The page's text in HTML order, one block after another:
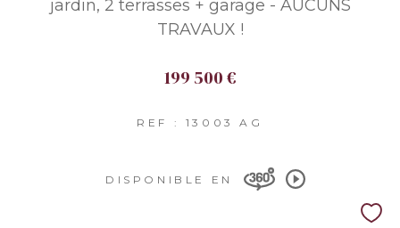
jardin, 2 terrasses + garage - AUCUNS
TRAVAUX !
199 500 €
REF : 13003 AG
DISPONIBLE EN